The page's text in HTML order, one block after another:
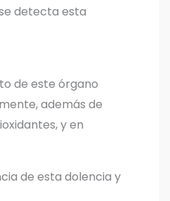
detecta esta
de este órgano
además de
y en
de esta dolencia y